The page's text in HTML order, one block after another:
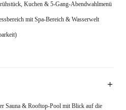
Kuchen & 5-Gang-Abendwahlmenü
mit Spa-Bereich & Wasserwelt
Sauna & Rooftop-Pool mit Blick auf die